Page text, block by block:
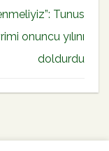
Tunus
onuncu yılını
doldurdu